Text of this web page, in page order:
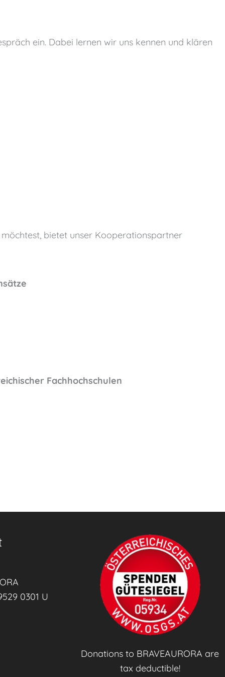
ein. Dabei lernen wir uns kennen und klären
bietet unser Kooperationspartner
Fachhochschulen
0301 U
Donations to BRAVEAURORA are
tax deductible!